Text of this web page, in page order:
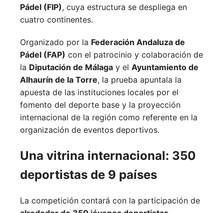
Pádel (FIP), cuya estructura se despliega en
cuatro continentes.
Organizado por la Federación Andaluza de
Pádel (FAP) con el patrocinio y colaboración de
la Diputación de Málaga y el Ayuntamiento de
Alhaurín de la Torre, la prueba apuntala la
apuesta de las instituciones locales por el
fomento del deporte base y la proyección
internacional de la región como referente en la
organización de eventos deportivos.
Una vitrina internacional: 350
deportistas de 9 países
La competición contará con la participación de